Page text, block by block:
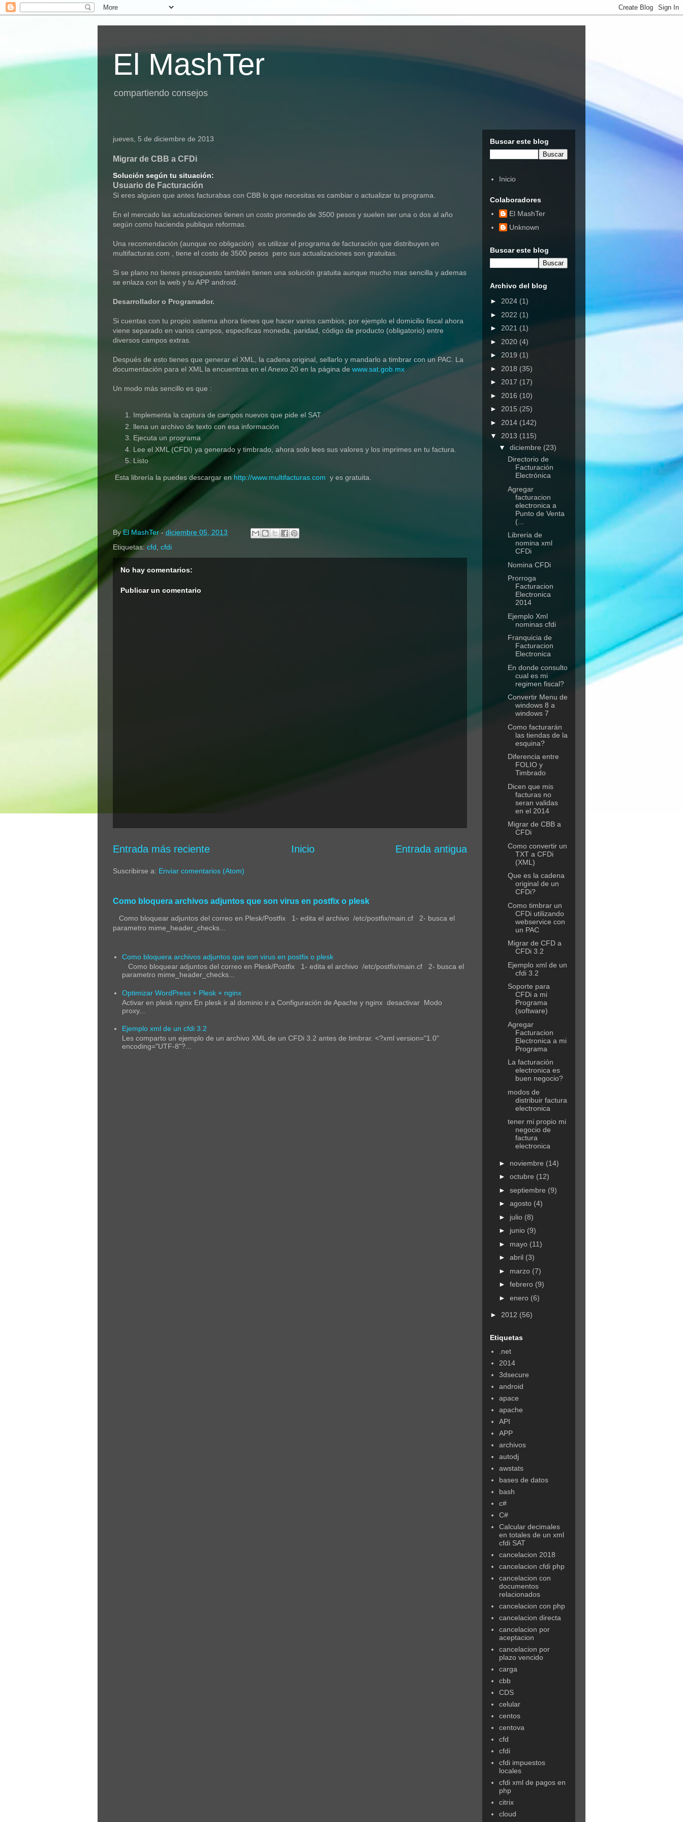
El MashTer
compartiendo consejos
jueves, 5 de diciembre de 2013
Migrar de CBB a CFDi
Solución según tu situación:
Usuario de Facturación
Si eres alguien que antes facturabas con CBB lo que necesitas es cambiar o actualizar tu programa.
En el mercado las actualizaciones tienen un costo promedio de 3500 pesos y suelen ser una o dos al año
según como hacienda publique reformas.
Una recomendación (aunque no obligación) es utilizar el programa de facturación que distribuyen en
multifacturas.com , tiene el costo de 3500 pesos pero sus actualizaciones son gratuitas.
Si se plano no tienes presupuesto también tienen una solución gratuita aunque mucho mas sencilla y ademas
se enlaza con la web y tu APP android.
Desarrollador o Programador.
Si cuentas con tu propio sistema ahora tienes que hacer varios cambios; por ejemplo el domicilio fiscal ahora
viene separado en varios campos, especificas moneda, paridad, código de producto (obligatorio) entre
diversos campos extras.
Después de esto tienes que generar el XML, la cadena original, sellarlo y mandarlo a timbrar con un PAC. La
documentación para el XML la encuentras en el Anexo 20 en la página de www.sat.gob.mx
Un modo más sencillo es que :
Implementa la captura de campos nuevos que pide el SAT
llena un archivo de texto con esa información
Ejecuta un programa
Lee el XML (CFDi) ya generado y timbrado, ahora solo lees sus valores y los imprimes en tu factura.
Listo
Esta librería la puedes descargar en http://www.multifacturas.com y es gratuita.
ByEl MashTer - diciembre 05, 2013
Etiquetas:cfd cfdi
No hay comentarios:
Publicar un comentario
Entrada más reciente Entrada antigua
Inicio
Suscribirse a: Enviar comentarios (Atom)
Como bloquera archivos adjuntos que son virus en postfix o plesk
Como bloquear adjuntos del correo en Plesk/Postfix 1- edita el archivo /etc/postfix/main.cf 2- busca el
parametro mime_header_checks...
Como bloquera archivos adjuntos que son virus en postfix o plesk
Como bloquear adjuntos del correo en Plesk/Postfix 1- edita el archivo /etc/postfix/main.cf 2- busca el
parametro mime_header_checks...
Optimizar WordPress + Plesk + nginx
Activar en plesk nginx En plesk ir al dominio ir a Configuración de Apache y nginx desactivar Modo
proxy...
Ejemplo xml de un cfdi 3.2
Les comparto un ejemplo de un archivo XML de un CFDi 3.2 antes de timbrar. <?xml version="1.0"
encoding="UTF-8"?...
Buscar este blog
Inicio
Colaboradores
El MashTer
Unknown
Buscar este blog
Archivo del blog
► 2024 (1)
► 2022 (1)
► 2021 (1)
► 2020 (4)
► 2019 (1)
► 2018 (35)
► 2017 (17)
► 2016 (10)
► 2015 (25)
► 2014 (142)
▼ 2013 (115)
▼ diciembre (23)
Directorio de
Facturación
Electrónica
Agregar
facturacion
electronica a
Punto de Venta
(...
Libreria de
nomina xml
CFDi
Nomina CFDi
Prorroga
Facturacion
Electronica
2014
Ejemplo Xml
nominas cfdi
Franquicia de
Facturacion
Electronica
En donde consulto
cual es mi
regimen fiscal?
Convertir Menu de
windows 8 a
windows 7
Como facturarán
las tiendas de la
esquina?
Diferencia entre
FOLIO y
Timbrado
Dicen que mis
facturas no
seran validas
en el 2014
Migrar de CBB a
CFDi
Como convertir un
TXT a CFDi
(XML)
Que es la cadena
original de un
CFDi?
Como timbrar un
CFDi utilizando
webservice con
un PAC
Migrar de CFD a
CFDi 3.2
Ejemplo xml de un
cfdi 3.2
Soporte para
CFDi a mi
Programa
(software)
Agregar
Facturacion
Electronica a mi
Programa
La facturación
electronica es
buen negocio?
modos de
distribuir factura
electronica
tener mi propio mi
negocio de
factura
electronica
► noviembre (14)
► octubre (12)
► septiembre (9)
► agosto (4)
► julio (8)
► junio (9)
► mayo (11)
► abril (3)
► marzo (7)
► febrero (9)
► enero (6)
► 2012 (56)
Etiquetas
.net
2014
3dsecure
android
apace
apache
API
APP
archivos
autodj
awstats
bases de datos
bash
c#
C#
Calcular decimales
en totales de un xml
cfdi SAT
cancelacion 2018
cancelacion cfdi php
cancelacion con
documentos
relacionados
cancelacion con php
cancelacion directa
cancelacion por
aceptacion
cancelacion por
plazo vencido
carga
cbb
CDS
celular
centos
centova
cfd
cfdi
cfdi impuestos
locales
cfdi xml de pagos en
php
citrix
cloud